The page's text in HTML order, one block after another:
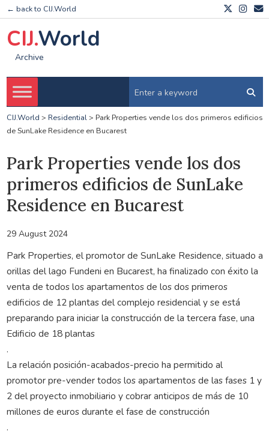
← back to CIJ.World
CIJ.World
Archive
CIJ.World > Residential> Park Properties vende los dos primeros edificios
de SunLake Residence en Bucarest
Park Properties vende los dos
primeros edificios de SunLake
Residence en Bucarest
29 August 2024
Park Properties, el promotor de SunLake Residence, situado a
orillas del lago Fundeni en Bucarest, ha finalizado con éxito la
venta de todos los apartamentos de los dos primeros
edificios de 12 plantas del complejo residencial y se está
preparando para iniciar la construcción de la tercera fase, una
Edificio de 18 plantas
.
La relación posición-acabados-precio ha permitido al
promotor pre-vender todos los apartamentos de las fases 1 y
2 del proyecto inmobiliario y cobrar anticipos de más de 10
millones de euros durante el fase de construcción
.